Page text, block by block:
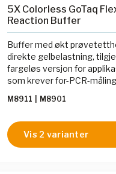
5X Colorless GoTaq
Reaction Buffer
Buffer med økt
direkte gelbelastning,
fargeløs versjon for
som krever for-PCR-
M8911 M8901
Vis 2 varianter